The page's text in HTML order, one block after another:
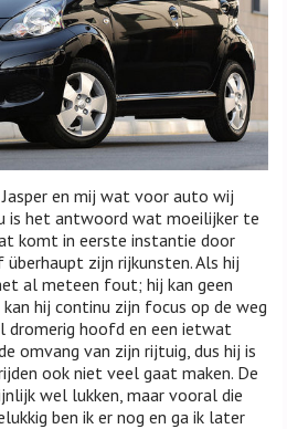
en mij wat voor auto wij
is het antwoord wat moeilijker te
komt in eerste instantie door
überhaupt zijn rijkunsten. Als hij
al meteen fout; hij kan geen
hij continu zijn focus op de weg
dromerig hoofd en een ietwat
omvang van zijn rijtuig, dus hij is
ook niet veel gaat maken. De
wel lukken, maar vooral die
ben ik er nog en ga ik later